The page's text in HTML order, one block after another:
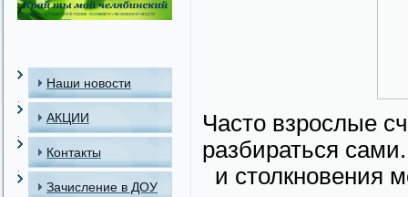
Наши новости
АКЦИИ
Контакты
Зачисление в ДОУ
Часто взрослые
разбираться
и столкновения